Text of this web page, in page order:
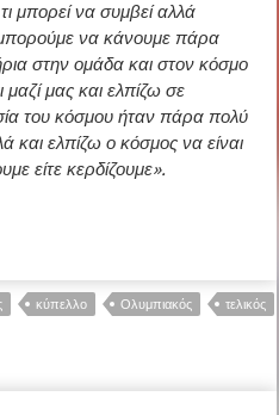
μπορεί να συμβεί αλλά
να κάνουμε πάρα
στην ομάδα και στον κόσμο
μας και ελπίζω σε
του κόσμου ήταν πάρα πολύ
και ελπίζω ο κόσμος να είναι
είτε κερδίζουμε».
κύπελλο Ολυμπιακός τελικός